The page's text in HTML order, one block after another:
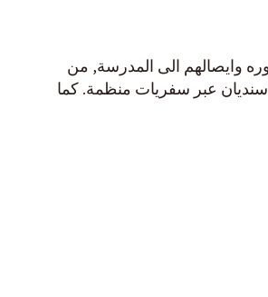
وايصالهم الى المدرسة, من
عبر سفريات منظمة. كما